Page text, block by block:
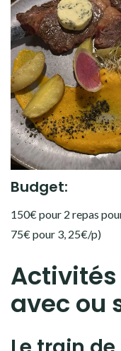
Budget:
150€ pour 2 repas
75€ pour 3, 25€/p)
avec ou